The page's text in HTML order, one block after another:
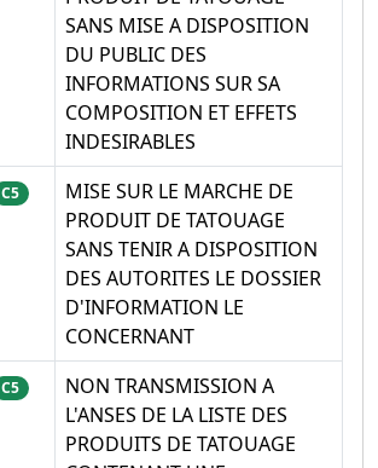
SANS MISE A DISPOSITION
DU PUBLIC DES
INFORMATIONS SUR SA
COMPOSITION ET EFFETS
INDESIRABLES
C5
MISE SUR LE MARCHE DE
PRODUIT DE TATOUAGE
SANS TENIR A DISPOSITION
DES AUTORITES LE DOSSIER
D'INFORMATION LE
CONCERNANT
C5
NON TRANSMISSION A
L'ANSES DE LA LISTE DES
PRODUITS DE TATOUAGE